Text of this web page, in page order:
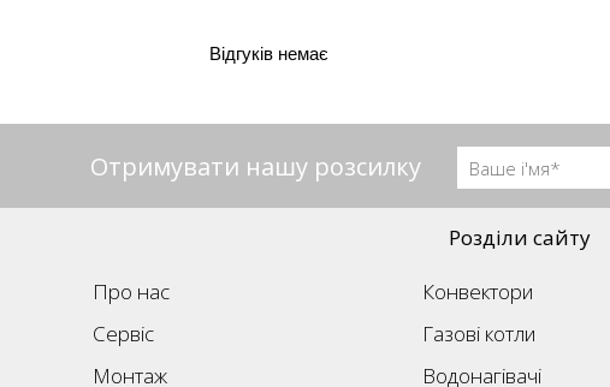
Відгуків немає
Отримувати нашу розсилку
Розділи сайту
Про нас
Конвектори
Сервіс
Газові котли
Монтаж
Водонагівачі